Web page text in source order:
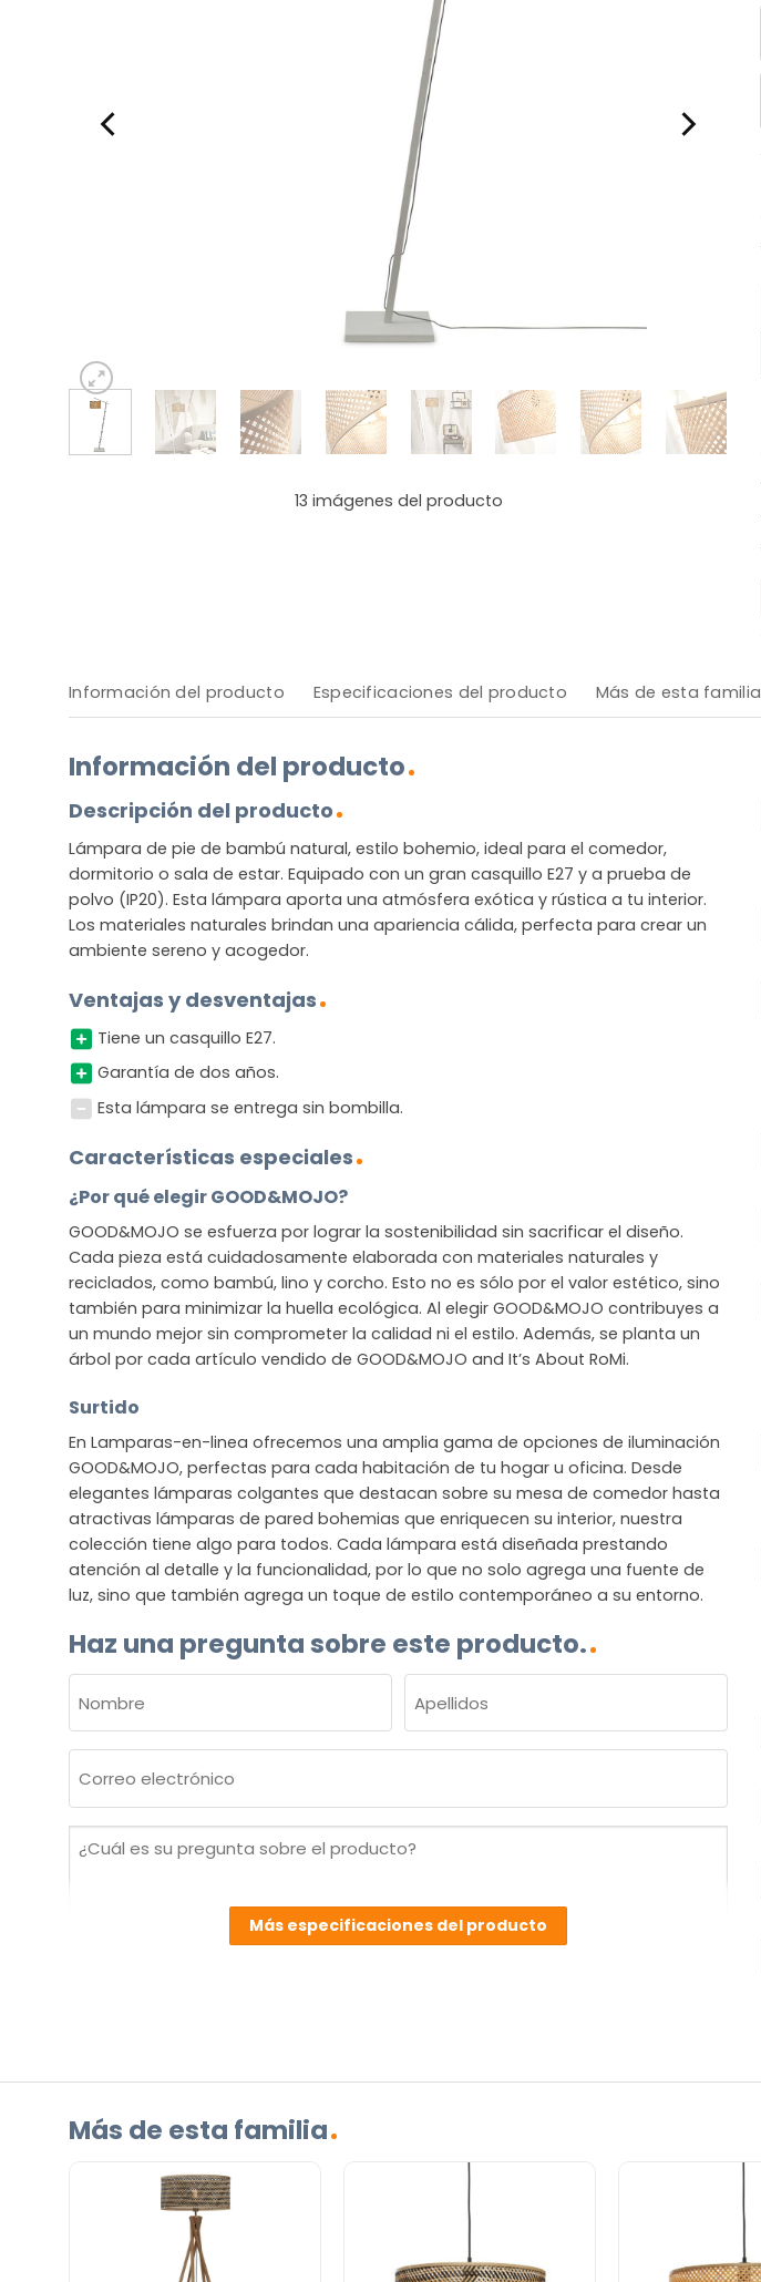
13 imágenes del producto
Información del producto Especificaciones del producto Más de esta familia
Información del producto
Descripción del producto
Lámpara de pie de bambú natural, estilo bohemio, ideal para el comedor,
dormitorio o sala de estar. Equipado con un gran casquillo E27 y a prueba de
polvo (IP20). Esta lámpara aporta una atmósfera exótica y rústica a tu interior.
Los materiales naturales brindan una apariencia cálida, perfecta para crear un
ambiente sereno y acogedor.
Ventajas y desventajas
Tiene un casquillo E27.
Garantía de dos años.
Esta lámpara se entrega sin bombilla.
Características especiales
¿Por qué elegir GOOD&MOJO?
GOOD&MOJO se esfuerza por lograr la sostenibilidad sin sacrificar el diseño.
Cada pieza está cuidadosamente elaborada con materiales naturales y
reciclados, como bambú, lino y corcho. Esto no es sólo por el valor estético, sino
también para minimizar la huella ecológica. Al elegir GOOD&MOJO contribuyes a
un mundo mejor sin comprometer la calidad ni el estilo. Además, se planta un
árbol por cada artículo vendido de GOOD&MOJO and It’s About RoMi.
Surtido
En Lamparas-en-linea ofrecemos una amplia gama de opciones de iluminación
GOOD&MOJO, perfectas para cada habitación de tu hogar u oficina. Desde
elegantes lámparas colgantes que destacan sobre su mesa de comedor hasta
atractivas lámparas de pared bohemias que enriquecen su interior, nuestra
colección tiene algo para todos. Cada lámpara está diseñada prestando
atención al detalle y la funcionalidad, por lo que no solo agrega una fuente de
luz, sino que también agrega un toque de estilo contemporáneo a su entorno.
Haz una pregunta sobre este producto.
(OBLIGATORIO)
Nombre Apellidos
electrónico
¿Cuál
Incluido por defecto
Más especificaciones del producto
Más de esta familia